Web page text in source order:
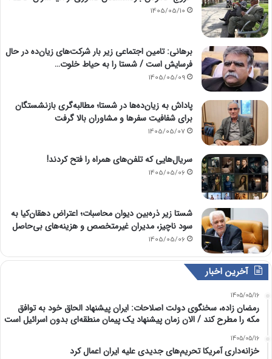
1405/05/10
برهانی: تامین اجتماعی زیر بار شرکت‌های زیان‌ده در حال
فرسایش است / شستا را به حیاط خلوت…
1405/05/09
پاداش به زیان‌ده‌ها در شستا؛ مطالبه‌گری بازنشستگان
برای شفافیت سفرها و مشاوران بالا گرفت
1405/05/07
سریال‌هایی که تلفن‌های همراه را فتح کردند!
1405/05/06
شستا زیر ذره‌بین دیوان محاسبات؛ اعتراض دهقان‌کیا به
سود ناچیز، مدیران غیرمتخصص و هزینه‌های بی‌حاصل
1405/05/06
آخرین اخبار
1405/05/16
رمضان زاده، سخنگوی دولت اصلاحات: ایران پیشنهاد الحاق خود به توافق
مکه را مطرح کند / الان زمان پیشنهاد یک پیمان منطقه‌ای بدون اسرائیل است
1405/05/16
خزانه‌داری آمریکا تحریم‌های جدیدی علیه ایران اعمال کرد